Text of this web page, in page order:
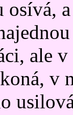
ale
v